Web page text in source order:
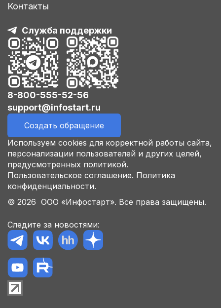
Контакты
Служба поддержки
8-800-555-52-56
support@infostart.ru
Создать обращение
Используем cookies для корректной работы сайта,
персонализации пользователей и других целей,
предусмотренных политикой.
Пользовательское соглашение. Политика
конфиденциальности.
© 2026 ООО «Инфостарт». Все права защищены.
Следите за новостями: